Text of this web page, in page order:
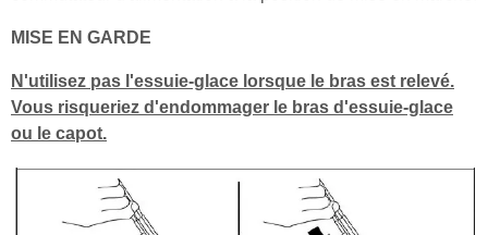
MISE EN GARDE
N'utilisez pas l'essuie-glace lorsque le bras est relevé.
Vous risqueriez d'endommager le bras d'essuie-glace
ou le capot.